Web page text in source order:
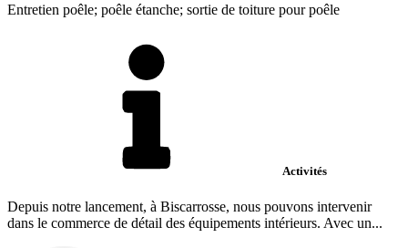
Entretien poêle; poêle étanche; sortie de toiture pour poêle
Activités
Depuis notre lancement, à Biscarrosse, nous pouvons intervenir
dans le commerce de détail des équipements intérieurs. Avec un...